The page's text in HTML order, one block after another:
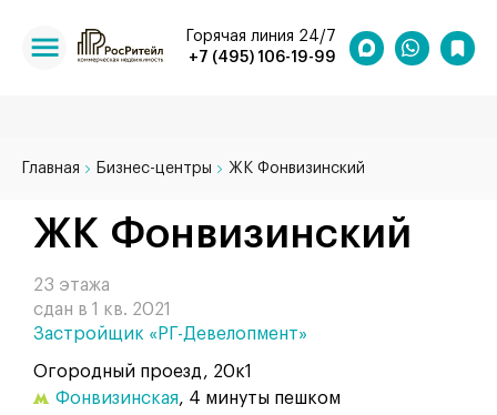
+7 (495) 106-19-99
Горячая линия 24/7
Главная Бизнес-центры ЖК Фонвизинский
ЖК Фонвизинский
23 этажа
сдан в 1 кв. 2021
Застройщик «РГ-Девелопмент»
Огородный проезд, 20к1
Фонвизинская, 4 минуты пешком